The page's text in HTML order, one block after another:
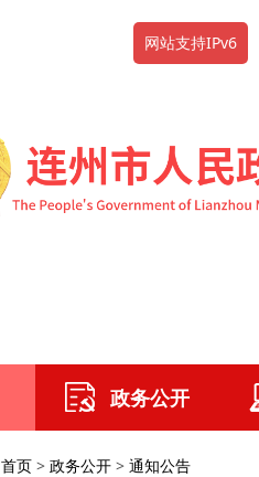
网站支持IPv6
政务公开
首页 > 政务公开 > 通知公告